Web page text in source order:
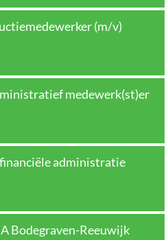
(m/v)
medewerk(st)er
administratie
Bodegraven-Reeuwijk